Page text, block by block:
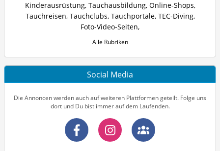
Kinderausrüstung, Tauchausbildung, Online-Shops,
Tauchreisen, Tauchclubs, Tauchportale, TEC-Diving,
Foto-Video-Seiten,
Alle Rubriken
Social Media
Die Annoncen werden auch auf weiteren Plattformen geteilt. Folge uns
dort und Du bist immer auf dem Laufenden.